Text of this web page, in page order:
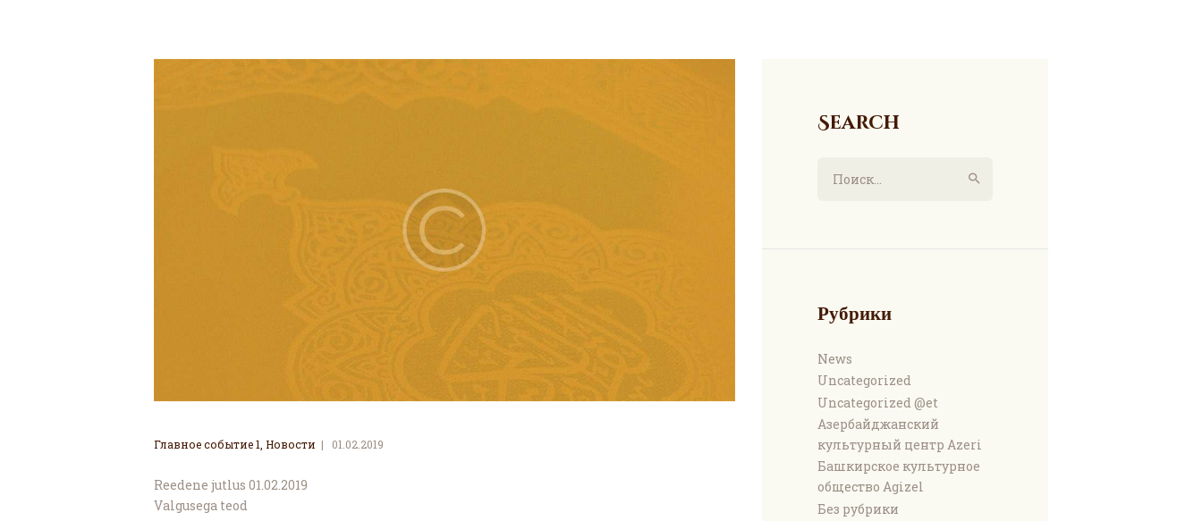
Главное событие 1, Новости 01.02.2019
Reedene jutlus 01.02.2019
Valgusega teod
Search
Рубрики
News
Uncategorized
Uncategorized @et
Азербайджанский
культурный центр Azeri
Башкирское культурное
общество Agizel
Без рубрики